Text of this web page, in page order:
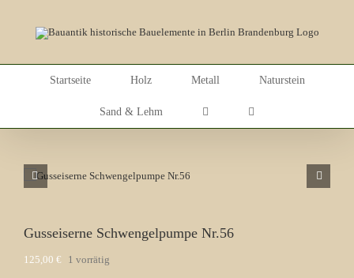
Startseite Holz Metall Naturstein
Sand & Lehm
Gusseiserne Schwengelpumpe Nr.56
125,00 € 1 vorrätig